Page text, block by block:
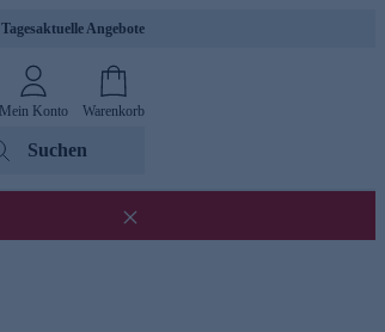
Tagesaktuelle Angebote
Mein Konto Warenkorb
Suchen